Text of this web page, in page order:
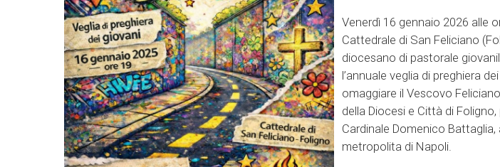
Venerdì 16 gennaio 2026 alle
Cattedrale di San Feliciano
diocesano di pastorale
l’annuale veglia di preghiera
omaggiare il Vescovo
della Diocesi e Città di
Cardinale Domenico
metropolita di Napoli.